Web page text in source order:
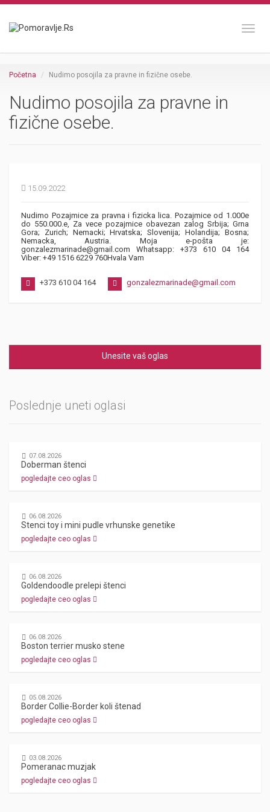
Početna Nudimo posojila za pravne in fizične osebe.
Nudimo posojila za pravne in
fizične osebe.
15.09.2022
Nudimo Pozajmice za pravna i fizicka lica. Pozajmice od 1.000e
do 550.000.e, Za vece pozajmice obavezan zalog Srbija; Grna
Gora; Zurich; Nemacki; Hrvatska; Slovenija; Holandija; Bosna;
Nemacka, Austria. Moja e-pošta je:
gonzalezmarinade@gmail.com Whatsapp: +373 610 04 164
Viber: +49 1516 6229 760Hvala Vam
+373 610 04 164 gonzalezmarinade@gmail.com
Unesite vaš oglas
Poslednje uneti oglasi
07.08.2026
Doberman štenci
pogledajte ceo oglas
06.08.2026
Stenci toy i mini pudle vrhunske genetike
pogledajte ceo oglas
06.08.2026
Goldendoodle prelepi štenci
pogledajte ceo oglas
06.08.2026
Boston terrier musko stene
pogledajte ceo oglas
05.08.2026
Border Collie-Border koli štenad
pogledajte ceo oglas
03.08.2026
Pomeranac muzjak
pogledajte ceo oglas